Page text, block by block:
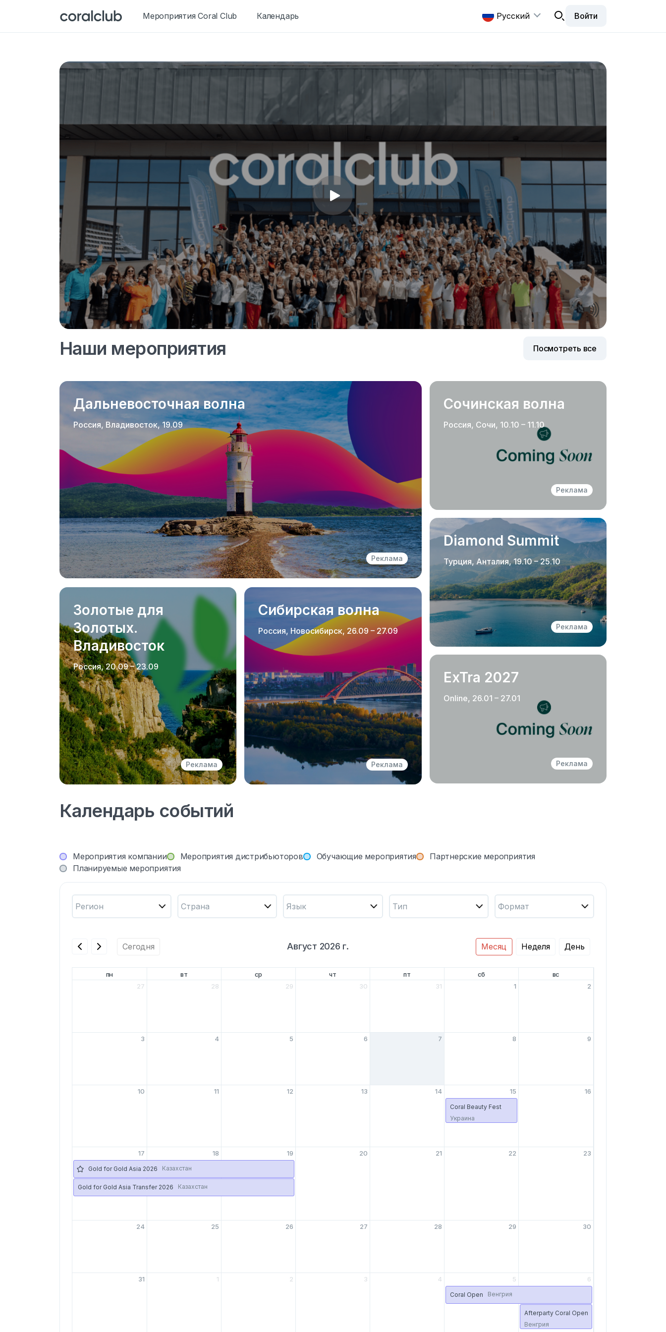
Мероприятия Coral Club Календарь Русский Войти
Наши мероприятия Посмотреть все
Дальневосточная волна
Россия, Владивосток, 19.09
Реклама
Золотые для
Золотых.
Владивосток
Россия, 20.09 – 23.09
Реклама
Сибирская волна
Россия, Новосибирск, 26.09 – 27.09
Реклама
Сочинская волна
Россия, Сочи, 10.10 – 11.10
Реклама
Diamond Summit
Турция, Анталия, 19.10 – 25.10
Реклама
ExTra 2027
Online, 26.01 – 27.01
Реклама
Календарь событий
Мероприятия компании Мероприятия дистрибьюторов Обучающие мероприятия
Партнерские мероприятия
Планируемые мероприятия
Регион Страна Язык Тип Формат
Сегодня август 2026 г. Месяц Неделя День
пн вт ср чт пт сб
вс
27
28 29 30 31 1 2
3 4 5 6 7 8 9
10 11 12 13 14 15
Coral Beauty Fest
Украина
16
17
Gold for Gold Asia 2026 Казахстан
Gold for Gold Asia Transfer 2026 Казахстан
18 19 20 21 22 23
24 25 26 27 28 29 30
31 1 2 3 4 5
Coral Open Венгрия
6
Afterparty Coral Open
Венгрия